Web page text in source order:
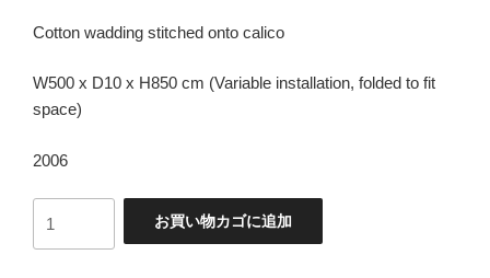
Cotton wadding stitched onto calico
W500 x D10 x H850 cm (Variable installation, folded to fit
space)
2006
Drawing
お買い物カゴに追加